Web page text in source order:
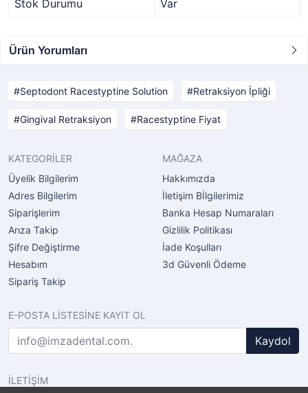
Stok Durumu
Var
Ürün Yorumları
Septodont Racestyptine Solution Retraksiyon İpliği
Gingival Retraksiyon Racestyptine Fiyat
KATEGORİLER
Üyelik Bilgilerim
Adres Bilgilerim
Siparişlerim
Arıza Takip
Şifre Değiştirme
Hesabım
Sipariş Takip
MAĞAZA
Hakkımızda
İletişim Bİlgilerimiz
Banka Hesap Numaraları
Gizlilik Politikası
İade Koşulları
3d Güvenli Ödeme
E-POSTA LİSTESİNE KAYIT OL
Kaydol
İLETİŞİM